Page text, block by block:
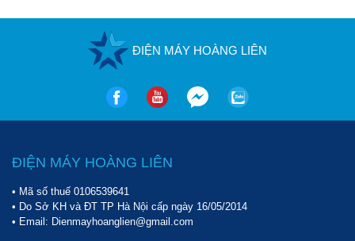
ĐIỆN MÁY HOÀNG LIÊN
ĐIỆN MÁY HOÀNG LIÊN
• Mã số thuế 0106539641
• Do Sở KH và ĐT TP Hà Nội cấp ngày 16/05/2014
• Email: Dienmayhoanglien@gmail.com